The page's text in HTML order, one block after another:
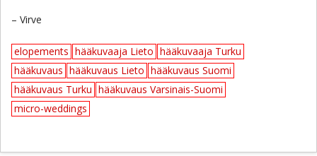
– Virve
elopements hääkuvaaja Lieto hääkuvaaja Turku
hääkuvaus hääkuvaus Lieto hääkuvaus Suomi
hääkuvaus Turku hääkuvaus Varsinais-Suomi
micro-weddings